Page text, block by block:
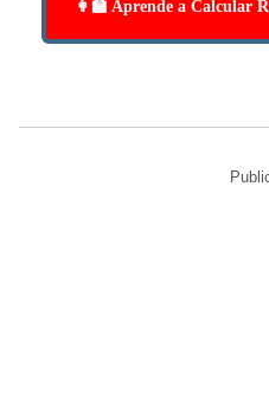
👩‍🏫 Aprende a Calcular